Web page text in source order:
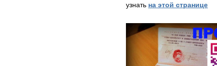
узнать на этой странице